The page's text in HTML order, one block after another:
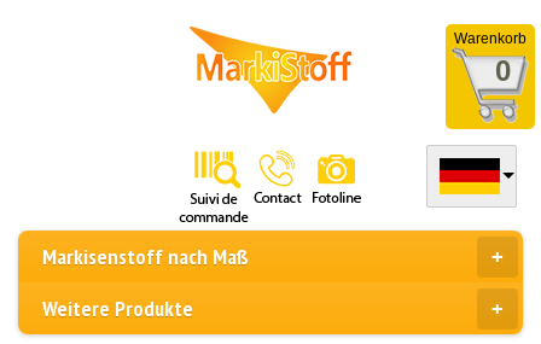
Warenkorb
0
Markisenstoff nach Maß
Weitere Produkte